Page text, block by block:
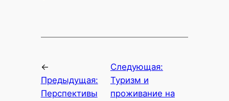
←
Предыдущая:
Перспективы
Следующая:
Туризм и
проживание на